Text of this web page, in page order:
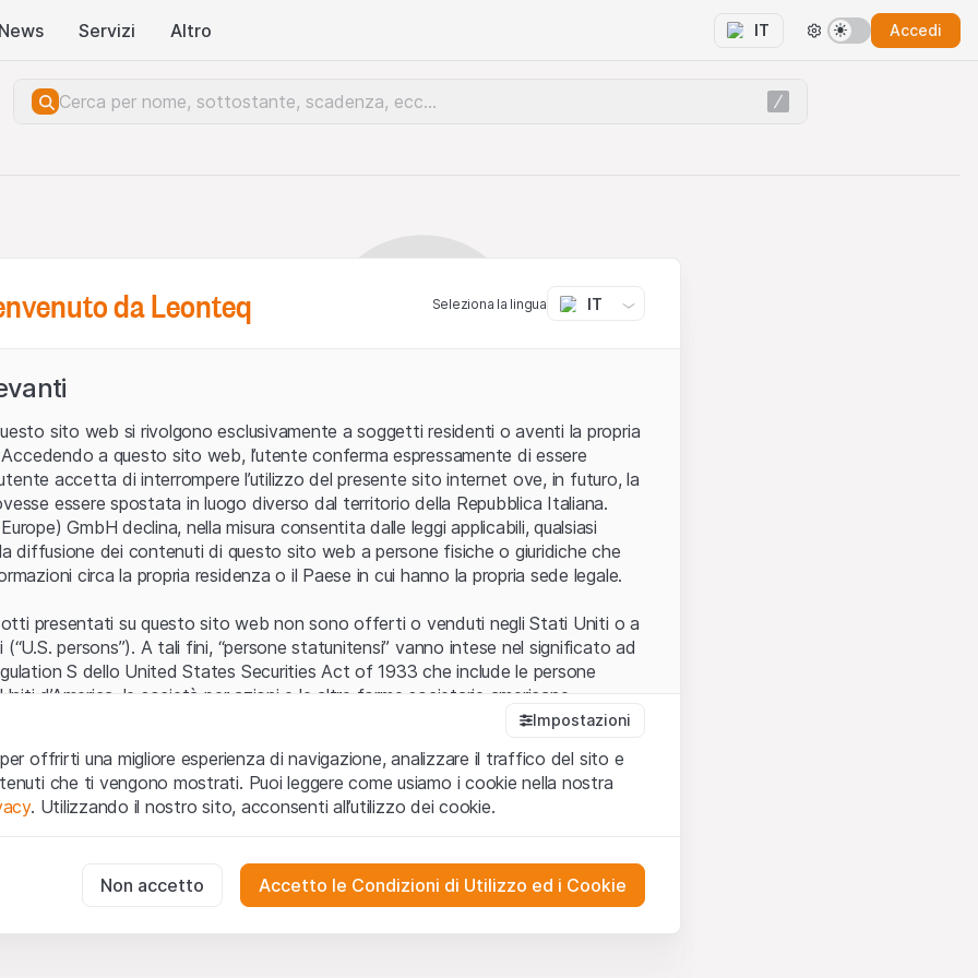
News Servizi Altro IT Accedi
Errore del server.
da Leonteq Seleziona la lingua IT
sito web si rivolgono esclusivamente a soggetti residenti o aventi la propria
a questo sito web, l’utente conferma espressamente di essere
accetta di interrompere l’utilizzo del presente sito internet ove, in futuro, la
essere spostata in luogo diverso dal territorio della Repubblica Italiana.
GmbH declina, nella misura consentita dalle leggi applicabili, qualsiasi
diffusione dei contenuti di questo sito web a persone fisiche o giuridiche che
circa la propria residenza o il Paese in cui hanno la propria sede legale.
presentati su questo sito web non sono offerti o venduti negli Stati Uniti o a
persons”). A tali fini, “persone statunitensi” vanno intese nel significato ad
S dello United States Securities Act of 1933 che include le persone
d’America, le società per azioni e le altre forme societarie americane.
web (di seguito, il “Sito”) si dichiara di aver compreso e di accettare le
avvertenze importanti e le condizioni di utilizzo ivi rese disponibili. Nel caso in
utilizzonon siano accettate, l’utente è tenuto ad interrompere l’utilizzo del
o invito ad acquistare
i dati, i servizi, gli strumenti, i documenti (i “Contenuti del Sito”) contenuti o
web hanno esclusivamente finalità informative e non rappresentano né
Impostazioni
offrirti una migliore esperienza di navigazione, analizzare il traffico del sito e
che ti vengono mostrati. Puoi leggere come usiamo i cookie nella nostra
. Utilizzando il nostro sito, acconsenti all’utilizzo dei cookie.
per il funzionamento del sito web e non possono essere disattivati.
Non accetto Accetto le Condizioni di Utilizzo ed i Cookie